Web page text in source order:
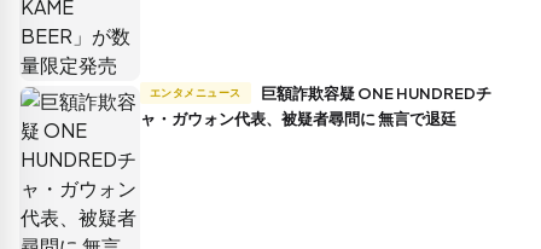
エンタメニュース
ャ・ガウォン代表、被疑者尋問に 無言で退廷